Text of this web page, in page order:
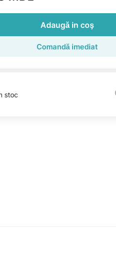
Adaugă in coş
Comandă imediat
stoc